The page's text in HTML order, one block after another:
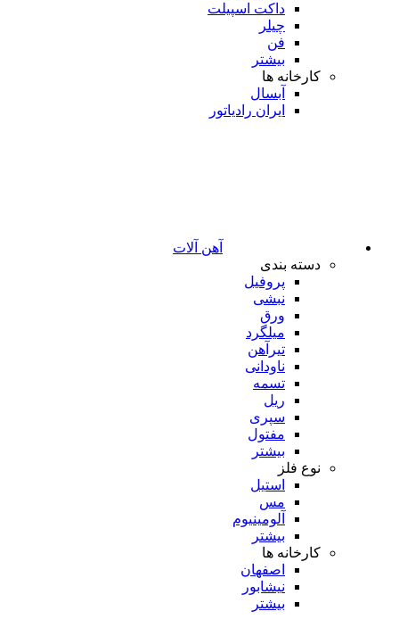
داکت اسپیلت
چیلر
فن
بیشتر
کارخانه ها
آبسال
ایران رادیاتور
آهن آلات
دسته بندی
پروفیل
نبشی
ورق
میلگرد
تیرآهن
ناودانی
تسمه
ریل
سپری
مفتول
بیشتر
نوع فلز
استیل
مس
آلومینیوم
بیشتر
کارخانه ها
اصفهان
نیشابور
بیشتر